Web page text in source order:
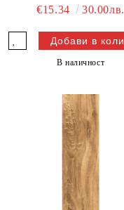
€15.34
30.00лв.
В наличност